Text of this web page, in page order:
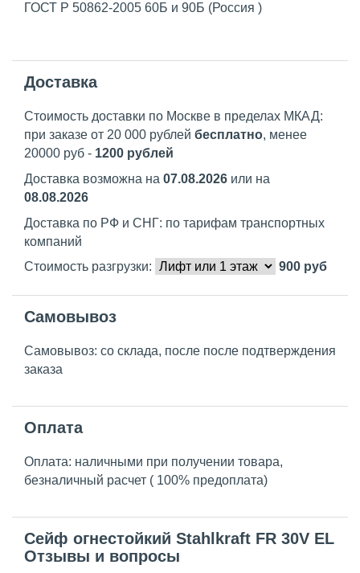
ГОСТ Р 50862-2005 60Б и 90Б (Россия )
Доставка
Стоимость доставки по Москве в пределах МКАД:
при заказе от 20 000 рублей бесплатно, менее
20000 руб - 1200 рублей
Доставка возможна на 07.08.2026 или на
08.08.2026
Доставка по РФ и СНГ: по тарифам транспортных
компаний
Стоимость разгрузки:
900 руб
Самовывоз
Самовывоз: со склада, после после подтверждения
заказа
Оплата
Оплата: наличными при получении товара,
безналичный расчет ( 100% предоплата)
Сейф огнестойкий Stahlkraft FR 30V EL
Отзывы и вопросы